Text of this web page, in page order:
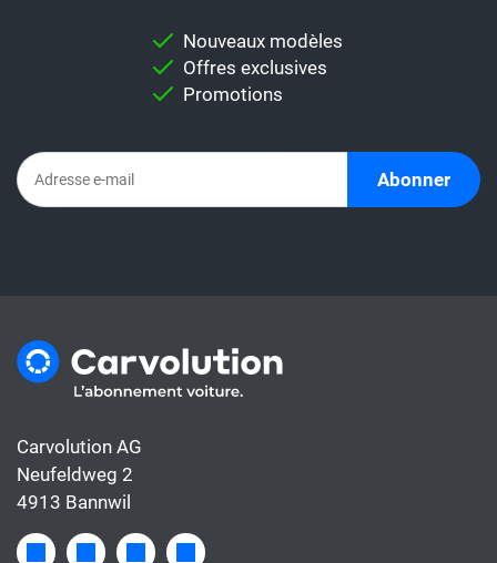
Nouveaux modèles
Offres exclusives
Promotions
Abonner
Carvolution AG
Neufeldweg 2
4913 Bannwil